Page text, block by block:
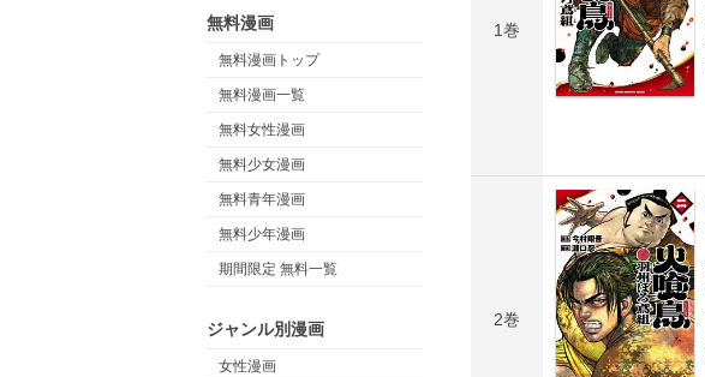
無料漫画
無料漫画トップ
無料漫画一覧
無料女性漫画
無料少女漫画
無料青年漫画
無料少年漫画
期間限定 無料一覧
ジャンル別漫画
女性漫画
1巻
2巻